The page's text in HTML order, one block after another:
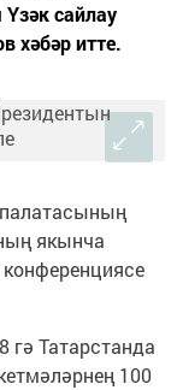
сайлау
хәбәр итте.
якынча
гә Татарстанда
100